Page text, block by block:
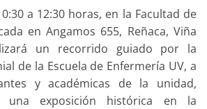
a 12:30 horas, en la Facultad de
en Angamos 655, Reñaca, Viña
un recorrido guiado por la
de la Escuela de Enfermería UV, a
y académicas de la unidad,
una exposición histórica en la